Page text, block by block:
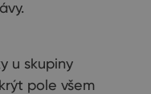
u skupiny
pole všem